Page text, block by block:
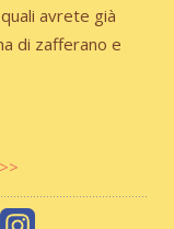
avrete già
di zafferano e
>>